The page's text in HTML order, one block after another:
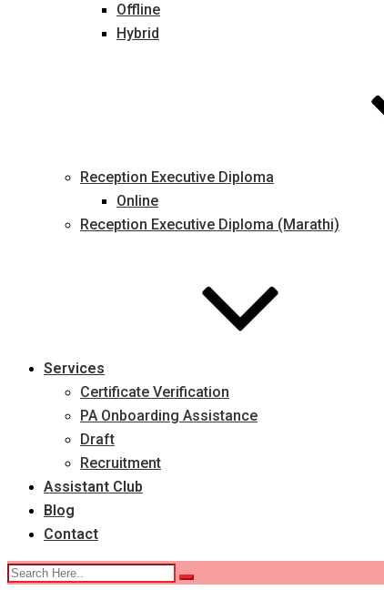
Offline
Hybrid
Reception Executive Diploma
Online
Reception Executive Diploma (Marathi)
Services
Certificate Verification
PA Onboarding Assistance
Draft
Recruitment
Assistant Club
Blog
Contact